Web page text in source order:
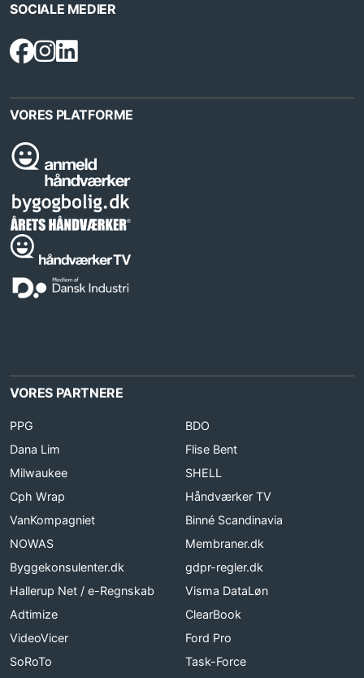
SOCIALE MEDIER
VORES PLATFORME
VORES PARTNERE
PPG
BDO
Dana Lim
Flise Bent
Milwaukee
SHELL
Cph Wrap
Håndværker TV
VanKompagniet
Binné Scandinavia
NOWAS
Membraner.dk
Byggekonsulenter.dk
gdpr-regler.dk
Hallerup Net / e-Regnskab
Visma DataLøn
Adtimize
ClearBook
VideoVicer
Ford Pro
SoRoTo
Task-Force